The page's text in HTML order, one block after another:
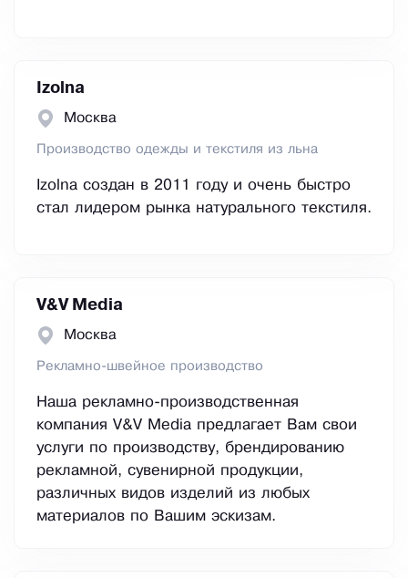
Izolna
Москва
Производство одежды и текстиля из льна
Izolna создан в 2011 году и очень быстро
стал лидером рынка натурального текстиля.
V&V Media
Москва
Рекламно-швейное производство
Наша рекламно-производственная
компания V&V Media предлагает Вам свои
услуги по производству, брендированию
рекламной, сувенирной продукции,
различных видов изделий из любых
материалов по Вашим эскизам.